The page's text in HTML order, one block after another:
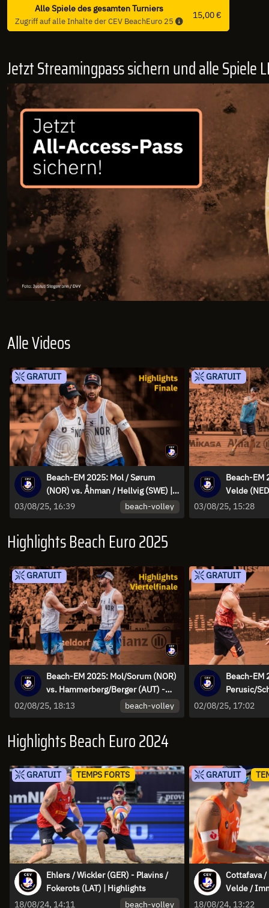
Alle Spiele des gesamten Turniers
Zugriff auf alle Inhalte der CEV BeachEuro 25
15,00 €
Jetzt Streamingpass sichern und alle Spiele
Alle Videos
GRATUIT
Beach-EM 2025: Mol / Sørum
(NOR) vs. Åhman / Hellvig (SWE) |
Highlights
03/08/25, 16:39 beach-volley
GRATUIT
Beach-EM
Velde
Groot
03/08/25, 15:28
Highlights Beach Euro 2025
GRATUIT
Beach-EM 2025: Mol/Sorum (NOR)
vs. Hammerberg/Berger (AUT) -
Highlights
02/08/25, 18:13 beach-volley
GRATUIT
Beach-EM
Perusic/
Brouwer/
Highlights
02/08/25, 17:02
Highlights Beach Euro 2024
GRATUIT TEMPS FORTS
Ehlers / Wickler (GER) - Plavins /
Fokerots (LAT) | Highlights
18/08/24, 14:11
beach-volley
GRATUIT
Cottafava
Velde /
18/08/24, 13:22